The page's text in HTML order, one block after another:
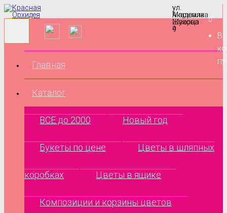
ул.
Маршала
Жукова
9
ул.
Академика
Шварца
4
0
В
Главная
Каталог
ВСЕ до 2000 Новый год
Букеты по цене Цветы в шляпных
коробках Цветы в ящике
Композиции и корзины цветов